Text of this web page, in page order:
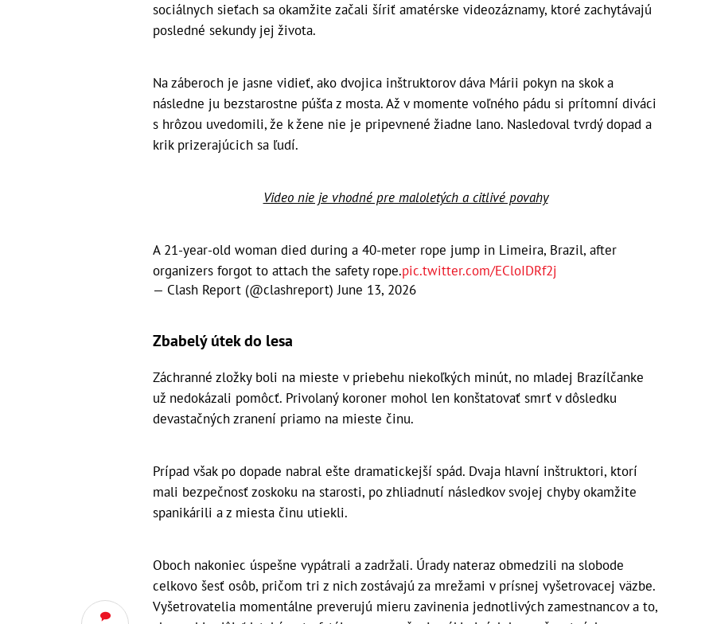
sociálnych sieťach sa okamžite začali šíriť amatérske videozáznamy, ktoré zachytávajú
posledné sekundy jej života.
Na záberoch je jasne vidieť, ako dvojica inštruktorov dáva Márii pokyn na skok a
následne ju bezstarostne púšťa z mosta. Až v momente voľného pádu si prítomní diváci
s hrôzou uvedomili, že k žene nie je pripevnené žiadne lano. Nasledoval tvrdý dopad a
krik prizerajúcich sa ľudí.
Video nie je vhodné pre maloletých a citlivé povahy
A 21-year-old woman died during a 40-meter rope jump in Limeira, Brazil, after
organizers forgot to attach the safety rope.pic.twitter.com/ECloIDRf2j
— Clash Report (@clashreport)June 13, 2026
Zbabelý útek do lesa
Záchranné zložky boli na mieste v priebehu niekoľkých minút, no mladej Brazílčanke
už nedokázali pomôcť. Privolaný koroner mohol len konštatovať smrť v dôsledku
devastačných zranení priamo na mieste činu.
Prípad však po dopade nabral ešte dramatickejší spád. Dvaja hlavní inštruktori, ktorí
mali bezpečnosť zoskoku na starosti, po zhliadnutí následkov svojej chyby okamžite
spanikárili a z miesta činu utiekli.
Oboch nakoniec úspešne vypátrali a zadržali. Úrady nateraz obmedzili na slobode
celkovo šesť osôb, pričom tri z nich zostávajú za mrežami v prísnej vyšetrovacej väzbe.
Vyšetrovatelia momentálne preverujú mieru zavinenia jednotlivých zamestnancov a to,